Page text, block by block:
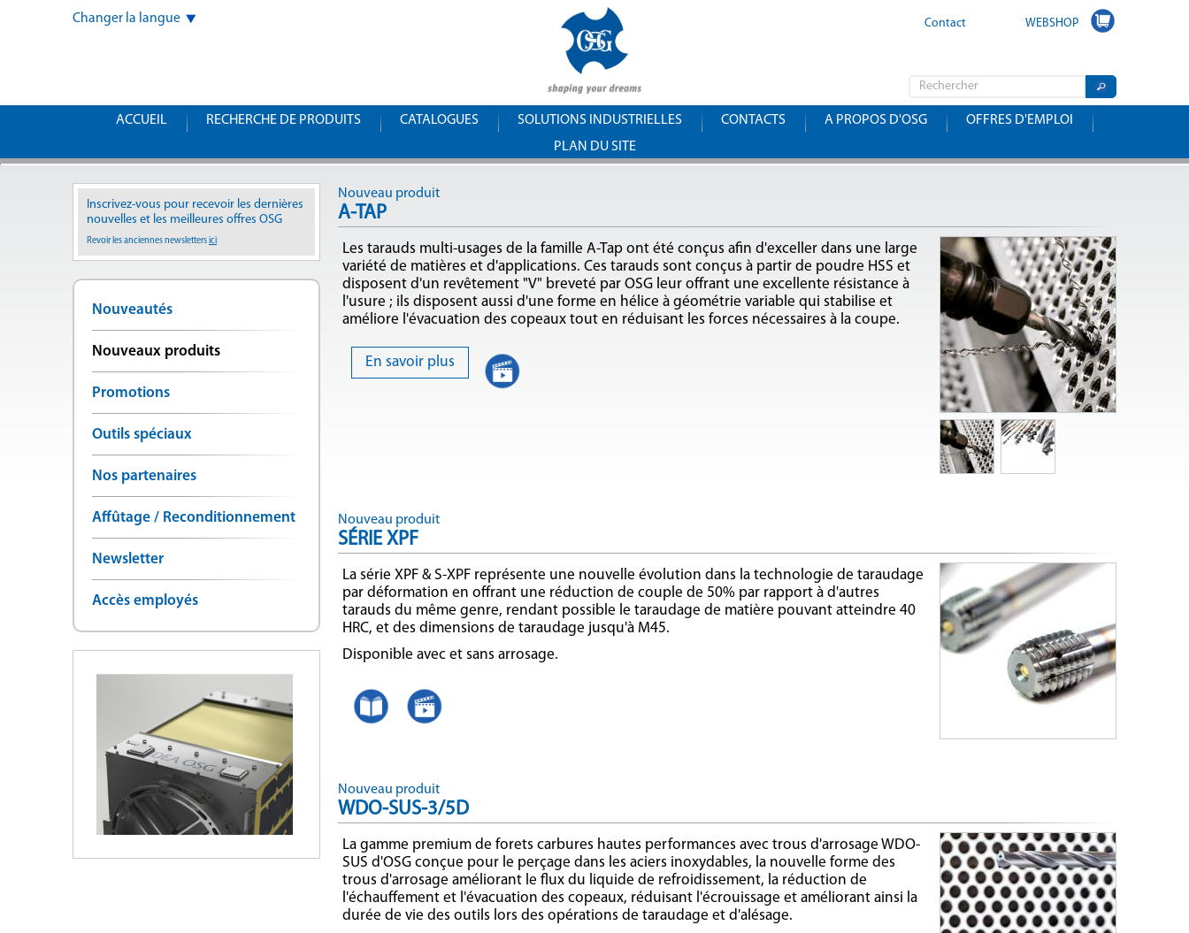
contenu
principal
Changer la langue Contact WEBSHOP
ACCUEIL RECHERCHE DE PRODUITS CATALOGUES SOLUTIONS INDUSTRIELLES CONTACTS A PROPOS D'OSG
OFFRES D'EMPLOI
PLAN DU SITE
Inscrivez-vous pour recevoir les dernières
nouvelles et les meilleures offres OSG
Revoir les anciennes newslettersici
Nouveautés
Nouveaux produits
Promotions
Outils spéciaux
Nos partenaires
Affûtage / Reconditionnement
Newsletter
Accès employés
Nouveau produit
A-TAP
Les tarauds multi-usages de la famille A-Tap ont été conçus afin d'exceller dans une large
variété de matières et d'applications. Ces tarauds sont conçus à partir de poudre HSS et
disposent d'un revêtement "V" breveté par OSG leur offrant une excellente résistance à
l'usure ; ils disposent aussi d'une forme en hélice à géométrie variable qui stabilise et
améliore l'évacuation des copeaux tout en réduisant les forces nécessaires à la coupe.
En savoir plus
Nouveau produit
SÉRIE XPF
La série XPF & S-XPF représente une nouvelle évolution dans la technologie de taraudage
par déformation en offrant une réduction de couple de 50% par rapport à d'autres
tarauds du même genre, rendant possible le taraudage de matière pouvant atteindre 40
HRC, et des dimensions de taraudage jusqu'à M45.
Disponible avec et sans arrosage.
Nouveau produit
WDO-SUS-3/5D
La gamme premium de forets carbures hautes performances avec trous d'arrosage WDO-
SUS d'OSG conçue pour le perçage dans les aciers inoxydables, la nouvelle forme des
trous d'arrosage améliorant le flux du liquide de refroidissement, la réduction de
l'échauffement et l'évacuation des copeaux, réduisant l'écrouissage et améliorant ainsi la
durée de vie des outils lors des opérations de taraudage et d'alésage.